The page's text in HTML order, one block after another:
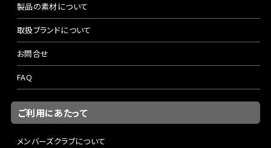
製品の素材について
取扱ブランドについて
お問合せ
FAQ
ご利用にあたって
メンバーズクラブについて